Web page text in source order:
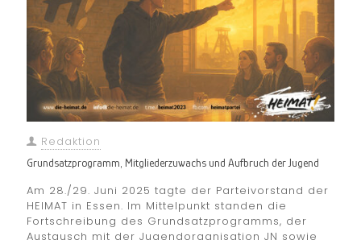
Redaktion
Grundsatzprogramm, Mitgliederzuwachs und Aufbruch der Jugend
Am 28./29. Juni 2025 tagte der Parteivorstand der
HEIMAT in Essen. Im Mittelpunkt standen die
Fortschreibung des Grundsatzprogramms, der
Austausch mit der Jugendorganisation JN sowie